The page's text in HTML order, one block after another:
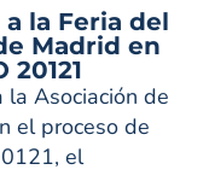
la Feria del
Madrid en
la Asociación de
el proceso de
el